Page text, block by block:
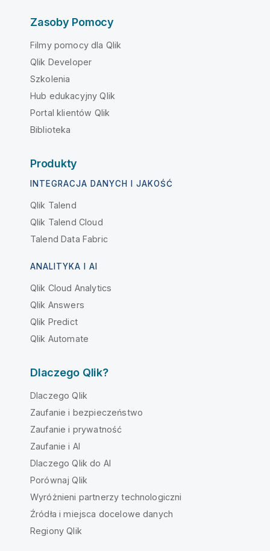
Zasoby Pomocy
Filmy pomocy dla Qlik
Qlik Developer
Szkolenia
Hub edukacyjny Qlik
Portal klientów Qlik
Biblioteka
Produkty
INTEGRACJA DANYCH I JAKOŚĆ
Qlik Talend
Qlik Talend Cloud
Talend Data Fabric
ANALITYKA I AI
Qlik Cloud Analytics
Qlik Answers
Qlik Predict
Qlik Automate
Dlaczego Qlik?
Dlaczego Qlik
Zaufanie i bezpieczeństwo
Zaufanie i prywatność
Zaufanie i AI
Dlaczego Qlik do AI
Porównaj Qlik
Wyróżnieni partnerzy technologiczni
Źródła i miejsca docelowe danych
Regiony Qlik